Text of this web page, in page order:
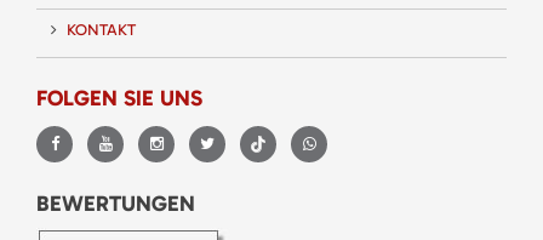
KONTAKT
FOLGEN SIE UNS
BEWERTUNGEN